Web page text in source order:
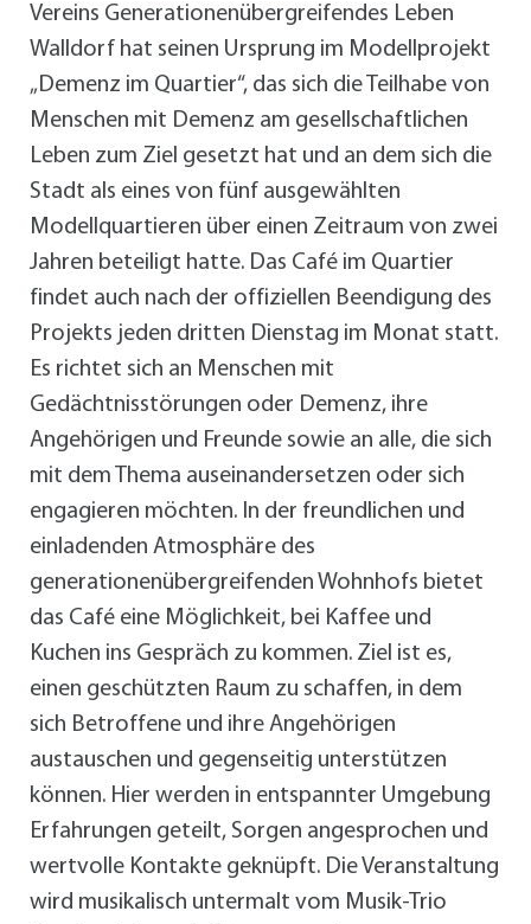
Vereins Generationenübergreifendes Leben
Walldorf hat seinen Ursprung im Modellprojekt
„Demenz im Quartier“, das sich die Teilhabe von
Menschen mit Demenz am gesellschaftlichen
Leben zum Ziel gesetzt hat und an dem sich die
Stadt als eines von fünf ausgewählten
Modellquartieren über einen Zeitraum von zwei
Jahren beteiligt hatte. Das Café im Quartier
findet auch nach der offiziellen Beendigung des
Projekts jeden dritten Dienstag im Monat statt.
Es richtet sich an Menschen mit
Gedächtnisstörungen oder Demenz, ihre
Angehörigen und Freunde sowie an alle, die sich
mit dem Thema auseinandersetzen oder sich
engagieren möchten. In der freundlichen und
einladenden Atmosphäre des
generationenübergreifenden Wohnhofs bietet
das Café eine Möglichkeit, bei Kaffee und
Kuchen ins Gespräch zu kommen. Ziel ist es,
einen geschützten Raum zu schaffen, in dem
sich Betroffene und ihre Angehörigen
austauschen und gegenseitig unterstützen
können. Hier werden in entspannter Umgebung
Erfahrungen geteilt, Sorgen angesprochen und
wertvolle Kontakte geknüpft. Die Veranstaltung
wird musikalisch untermalt vom Musik-Trio